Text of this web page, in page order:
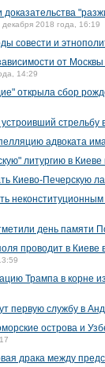
декабря 2018 года, 16:19
совести и
от
14:29
открыла сбор
стрельбу
адвоката
литургию в
Киево-Печерскую
день памяти
проводит в Киеве
Трампа в корне
первую службу в
острова и
драка между